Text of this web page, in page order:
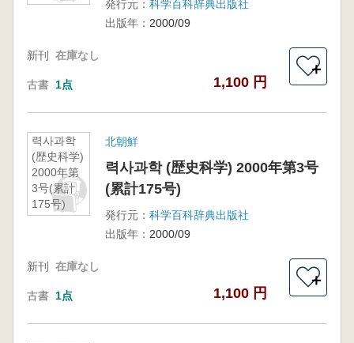
発行元： 科学百科辞典出版社
出版年： 2000/09
新刊 在庫なし
古書 1点 1,100 円
＋
력사과학
(歴史科学)
2000年第
3号(累計
175号)
北朝鮮
력사과학 (歴史科学) 2000年第3号
(累計175号)
発行元： 科学百科辞典出版社
出版年： 2000/09
新刊 在庫なし
古書 1点 1,100 円
＋